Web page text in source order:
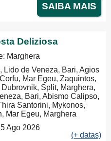
SAIBA MAIS
Deliziosa
Marghera
Lido de Veneza, Bari, Agios
Mar Egeu, Zaquintos,
Split, Marghera,
Bari, Abismo Calipso,
Santorini, Mykonos,
Mar Egeu, Marghera
Ago 2026
(+ datas)